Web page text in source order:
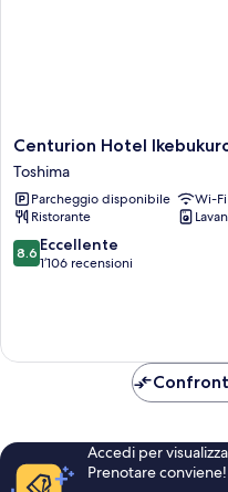
Centurion
Hotel
Ikebukuro
Toshima
Centurion Hotel
Toshima
Parcheggio disponibile
Wi-
Ristorante
8.6
su
8.6 Eccellente
1’106 recensioni
Accedi per
Prenotare conviene!